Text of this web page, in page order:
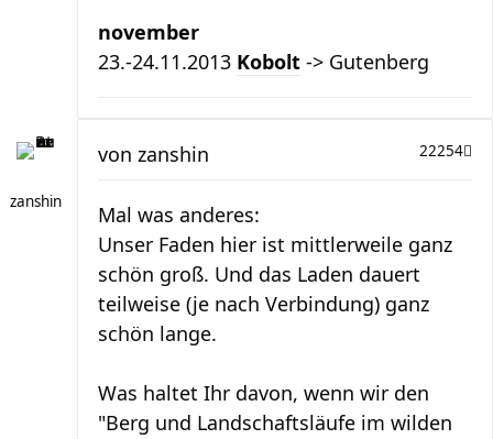
november
23.-24.11.2013 Kobolt -> Gutenberg
zanshin
22254
von zanshin
Mal was anderes:
Unser Faden hier ist mittlerweile ganz
schön groß. Und das Laden dauert
teilweise (je nach Verbindung) ganz
schön lange.
Was haltet Ihr davon, wenn wir den
"Berg und Landschaftsläufe im wilden